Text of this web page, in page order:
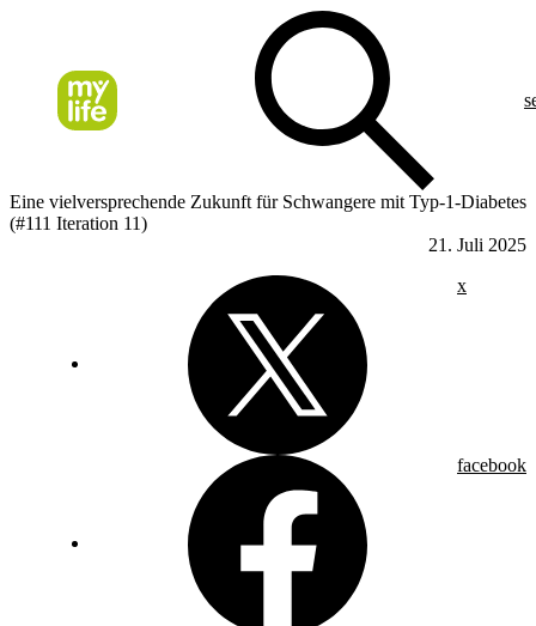
Eine vielversprechende Zukunft für Schwangere mit Typ-1-Diabetes
(#111 Iteration 11)
21. Juli 2025
x
facebook